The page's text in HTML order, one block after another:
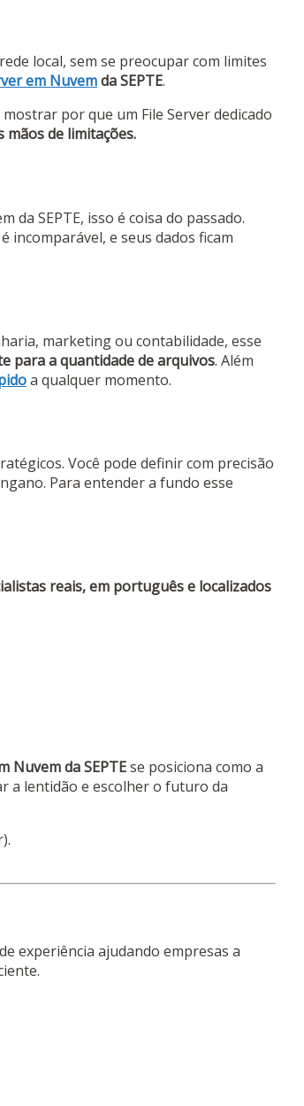
local, sem se preocupar com limites
em Nuvemda SEPTE.
por que um File Server dedicado
de limitações.
SEPTE, isso é coisa do passado.
incomparável, e seus dados ficam
marketing ou contabilidade, esse
para a quantidade de arquivos. Além
a qualquer momento.
Você pode definir com precisão
Para entender a fundo esse
reais, em português e localizados
Nuvem da SEPTEse posiciona como a
a lentidão e escolher o futuro da
experiência ajudando empresas a